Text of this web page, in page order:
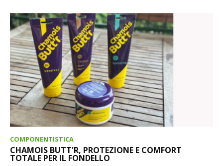
COMPONENTISTICA
CHAMOIS BUTT'R, PROTEZIONE E COMFORT
TOTALE PER IL FONDELLO